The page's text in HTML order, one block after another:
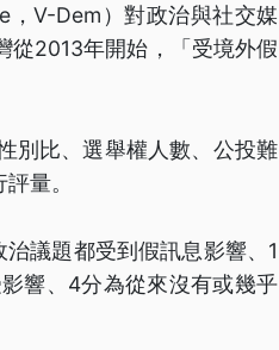
V-Dem）對政治與社交媒
從2013年開始，「受境外假
別比、選舉權人數、公投難
量。
議題都受到假訊息影響、1
響、4分為從來沒有或幾乎